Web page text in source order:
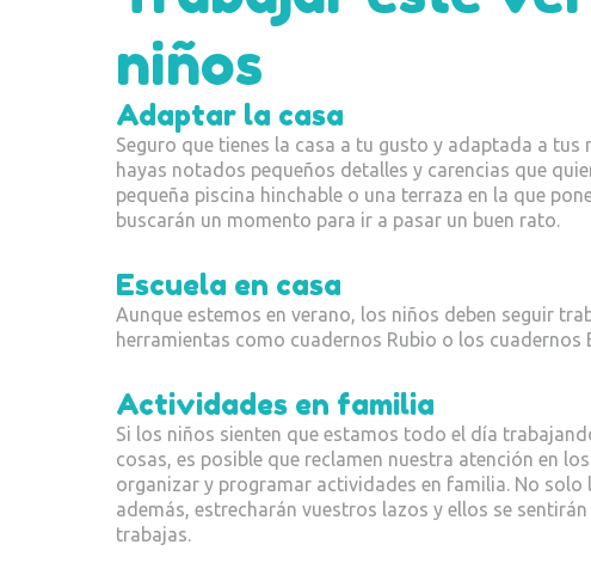
niños
Adaptar la casa
Seguro que tienes la casa a tu gusto y adaptada a
hayas notados pequeños detalles y carencias que
pequeña piscina hinchable o una terraza en la que
buscarán un momento para ir a pasar un buen rato.
Escuela en casa
Aunque estemos en verano, los niños deben seguir
herramientas como cuadernos Rubio o los cuadernos
Actividades en familia
Si los niños sienten que estamos todo el día
cosas, es posible que reclamen nuestra atención en
organizar y programar actividades en familia. No
además, estrecharán vuestros lazos y ellos se
trabajas.